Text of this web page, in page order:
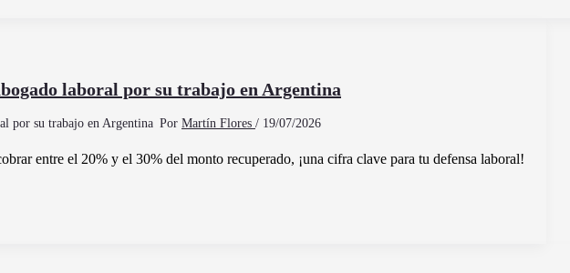
laboral por su trabajo en Argentina
Por Martín Flores / 19/07/2026
entre el 20% y el 30% del monto recuperado, ¡una cifra clave para tu defensa laboral!